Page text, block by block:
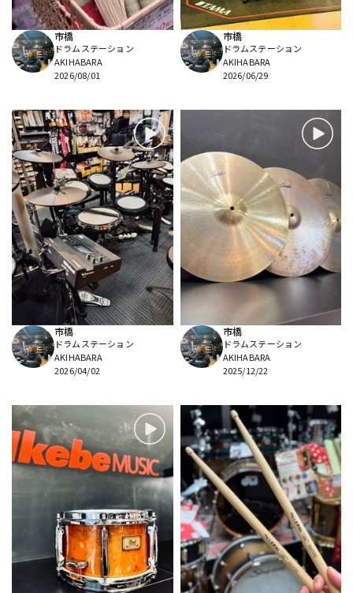
市橋
ドラムステーション
AKIHABARA
2026/08/01
市橋
ドラムステーション
AKIHABARA
2026/06/29
市橋
ドラムステーション
AKIHABARA
2026/04/02
市橋
ドラムステーション
AKIHABARA
2025/12/22